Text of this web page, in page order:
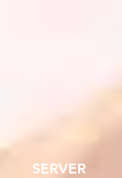
SERVER